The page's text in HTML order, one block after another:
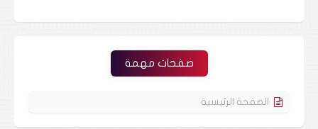
صفحات مهمة
الصفحة الرئيسية